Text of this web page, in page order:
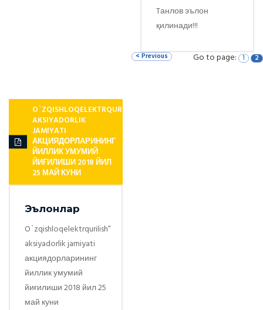
Tанлов эълон
қилинади!!!
O`ZQISHLOQELEKTRQURILISH”
AKSIYADORLIK
JAMIYATI
АКЦИЯДОРЛАРИНИНГ
ЙИЛЛИК УМУМИЙ
ЙИҒИЛИШИ 2018 ЙИЛ
25 МАЙ КУНИ
Эълонлар
O`zqishloqelektrqurilish”
aksiyadorlik jamiyati
акциядорларининг
йиллик умумий
йиғилиши 2018 йил 25
май куни
Go to page:
< Previous 1 2